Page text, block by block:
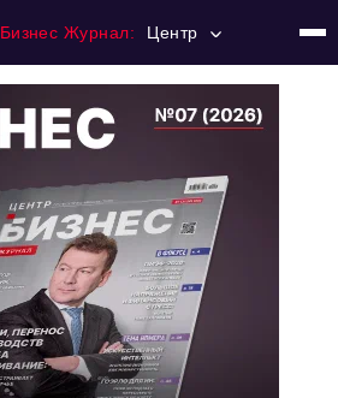
Бизнес Журнал: Центр